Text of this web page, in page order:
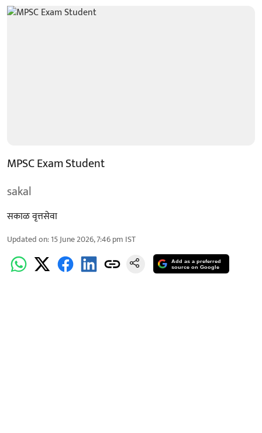
MPSC Exam Student
sakal
सकाळ वृत्तसेवा
Updated on:15 June 2026, 7:46 pm IST
Add as a preferred
source on Google